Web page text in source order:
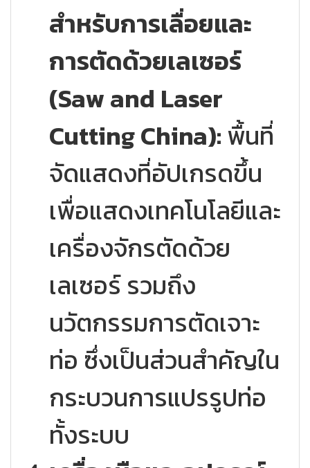
สำหรับการเลื่อยและ
การตัดด้วยเลเซอร์
(Saw and Laser
Cutting China):พื้นที่
จัดแสดงที่อัปเกรดขึ้น
เพื่อแสดงเทคโนโลยีและ
เครื่องจักรตัดด้วย
เลเซอร์ รวมถึง
นวัตกรรมการตัดเจาะ
ท่อ ซึ่งเป็นส่วนสำคัญใน
กระบวนการแปรรูปท่อ
ทั้งระบบ